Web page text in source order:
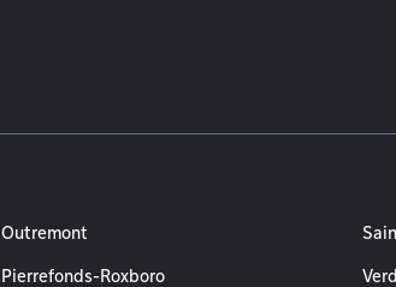
Outremont
Pierrefonds-Roxboro